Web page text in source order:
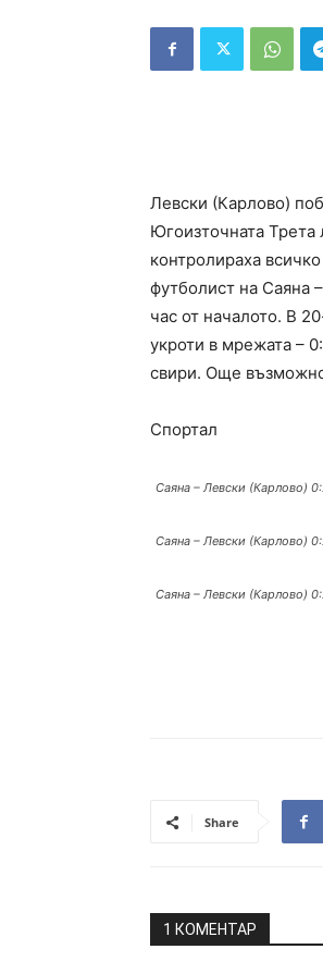
Левски (Карлово)
Югоизточната Трета
контролираха
футболист на Саяна
час от началото. В
укроти в мрежата –
свири. Още
Спортал
Саяна – Левски (Карлово)
Саяна – Левски (Карлово)
Саяна – Левски (Карлово)
Share
1 КОМЕНТАР